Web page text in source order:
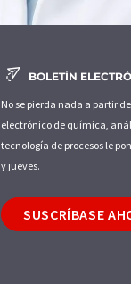
BOLETÍN
No se pierda nada a partir
electrónico de química,
tecnología de procesos le
y jueves.
SUSCRÍBASE